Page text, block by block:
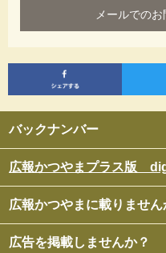
バックナンバー
広報かつやまプラス版
広報かつやまに載りません
広告を掲載しませんか？
メールでの